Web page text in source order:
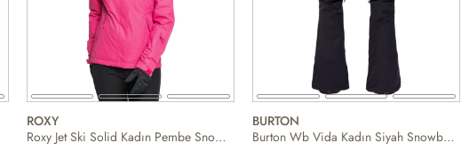
ROXY
Roxy Jet Ski Solid Kadın Pembe Snowboard Ceketi
BURTON
Burton Wb Vida Kadın Siyah Snowboard Pantolonu